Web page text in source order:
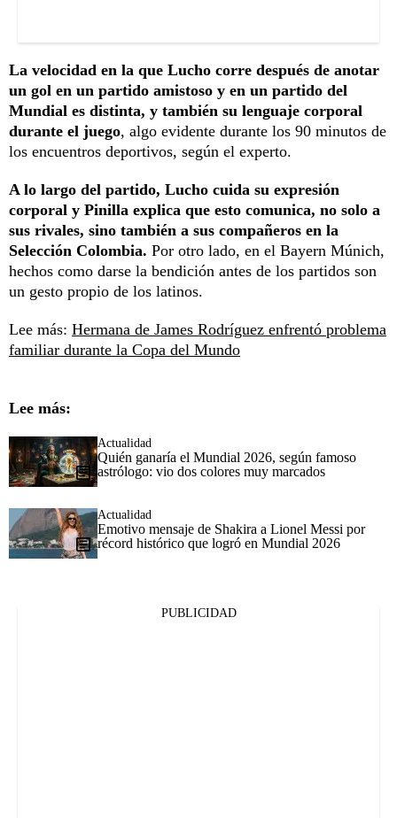
La velocidad en la que Lucho corre después de anotar
un gol en un partido amistoso y en un partido del
Mundial es distinta, y también su lenguaje corporal
durante el juego, algo evidente durante los 90 minutos de
los encuentros deportivos, según el experto.
A lo largo del partido, Lucho cuida su expresión
corporal y Pinilla explica que esto comunica, no solo a
sus rivales, sino también a sus compañeros en la
Selección Colombia. Por otro lado, en el Bayern Múnich,
hechos como darse la bendición antes de los partidos son
un gesto propio de los latinos.
Lee más: Hermana de James Rodríguez enfrentó problema
familiar durante la Copa del Mundo
Lee más:
Actualidad
Quién ganaría el Mundial 2026, según famoso
astrólogo: vio dos colores muy marcados
Actualidad
Emotivo mensaje de Shakira a Lionel Messi por
récord histórico que logró en Mundial 2026
PUBLICIDAD